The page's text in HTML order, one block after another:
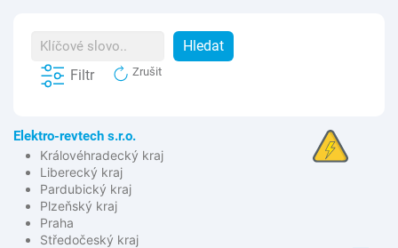
Filtr Zrušit
Elektro-revtech s.r.o.
Královéhradecký kraj
Liberecký kraj
Pardubický kraj
Plzeňský kraj
Praha
Středočeský kraj